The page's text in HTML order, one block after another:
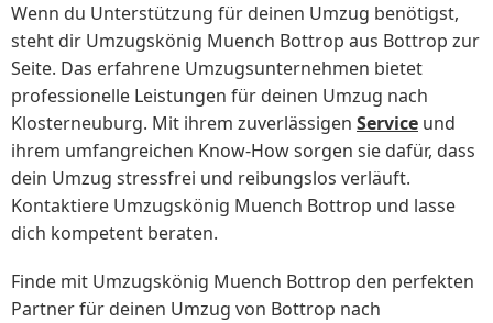
Wenn du Unterstützung für deinen Umzug benötigst,
steht dir Umzugskönig Muench Bottrop aus Bottrop zur
Seite. Das erfahrene Umzugsunternehmen bietet
professionelle Leistungen für deinen Umzug nach
Klosterneuburg. Mit ihrem zuverlässigen Service und
ihrem umfangreichen Know-How sorgen sie dafür, dass
dein Umzug stressfrei und reibungslos verläuft.
Kontaktiere Umzugskönig Muench Bottrop und lasse
dich kompetent beraten.
Finde mit Umzugskönig Muench Bottrop den perfekten
Partner für deinen Umzug von Bottrop nach